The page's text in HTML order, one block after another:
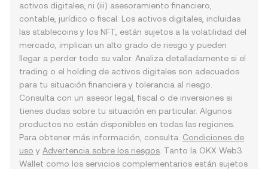
activos digitales; ni (iii) asesoramiento financiero,
contable, jurídico o fiscal. Los activos digitales, incluidas
las stablecoins y los NFT, están sujetos a la volatilidad del
mercado, implican un alto grado de riesgo y pueden
llegar a perder todo su valor. Analiza detalladamente si el
trading o el holding de activos digitales son adecuados
para tu situación financiera y tolerancia al riesgo.
Consulta con un asesor legal, fiscal o de inversiones si
tienes dudas sobre tu situación en particular. Algunos
productos no están disponibles en todas las regiones.
Para obtener más información, consulta: Condiciones de
uso y Advertencia sobre los riesgos . Tanto la OKX Web3
Wallet como los servicios complementarios están sujetos